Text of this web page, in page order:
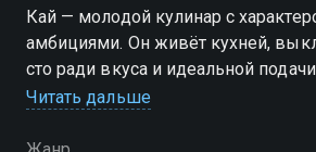
Кай — молодой кулинар с
амбициями. Он живёт кухней,
сто ради вкуса и идеальной
вспышка — и конфликт с клиентом
корыта, Кай берётся за работу в
Читать дальше